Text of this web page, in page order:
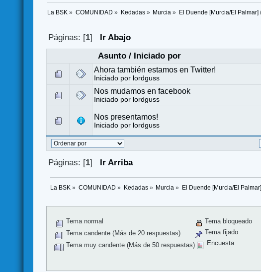
La BSK » COMUNIDAD » Kedadas» Murcia » El Duende [Murcia/El Palmar]
Páginas: [1]
Ir Abajo
Asunto/ Iniciado por
Ahora también estamos en Twitter!
Iniciado por lordguss
Nos mudamos en facebook
Iniciado por lordguss
Nos presentamos!
Iniciado por lordguss
Páginas: [1] Ir Arriba
La BSK » COMUNIDAD » Kedadas» Murcia » El Duende [Murcia/El Palmar]
Tema normal
Tema candente (Más de 20 respuestas)
Tema muy candente (Más de 50 respuestas)
Tema bloqueado
Tema fijado
Encuesta